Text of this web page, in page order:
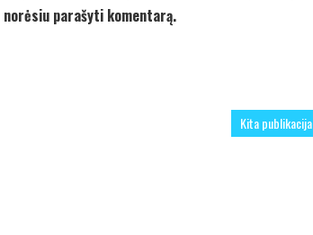
parašyti komentarą.
Kita publikacija